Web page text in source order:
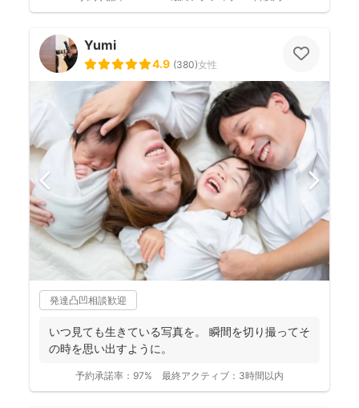
Yumi
4.9 (380)女性
発達凸凹相談歓迎
いつ見ても生きている写真を。 瞬間を切り撮ってそ
の時を思い出すように。
予約承諾率： 97% 最終アクティブ： 3時間以内